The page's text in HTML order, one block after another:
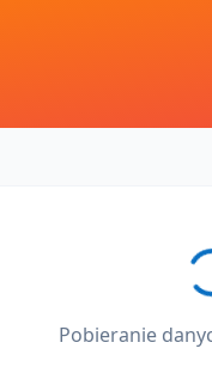
Pobieranie